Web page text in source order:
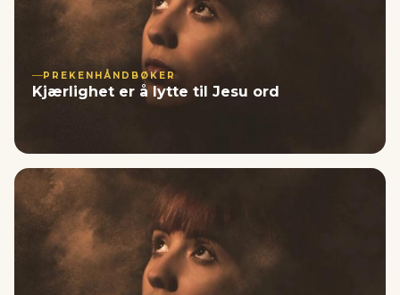
PREKENHÅNDBØKER
Kjærlighet er å lytte til Jesu ord